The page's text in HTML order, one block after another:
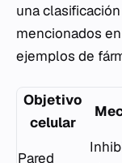
una
mencionados
ejemplos de
Objetivo
celular
Pared